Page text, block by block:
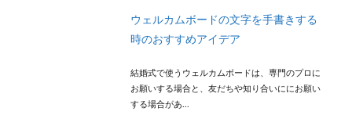
ウェルカムボードの文字を手書きする
時のおすすめアイデア
結婚式で使うウェルカムボードは、専門のプロに
お願いする場合と、友だちや知り合いににお願い
する場合があ...